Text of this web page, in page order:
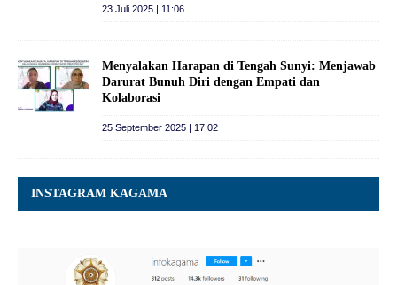
23 Juli 2025 | 11:06
Menyalakan Harapan di Tengah Sunyi: Menjawab
Darurat Bunuh Diri dengan Empati dan
Kolaborasi
25 September 2025 | 17:02
INSTAGRAM KAGAMA